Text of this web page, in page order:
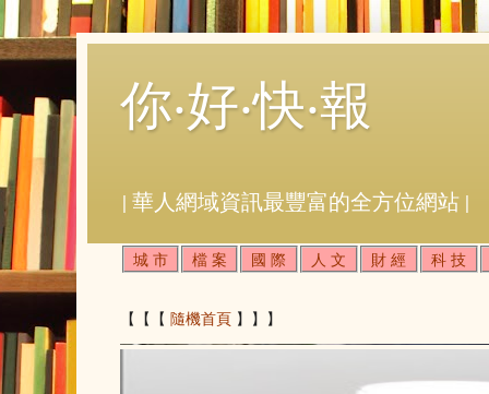
你‧好‧快‧報
| 華人網域資訊最豐富的全方位網站 |
城 市 檔 案 國 際 人 文 財 經 科 技
【【【 隨機首頁 】】】